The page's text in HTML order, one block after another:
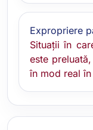
Expropriere
Situații în
este
în mod real